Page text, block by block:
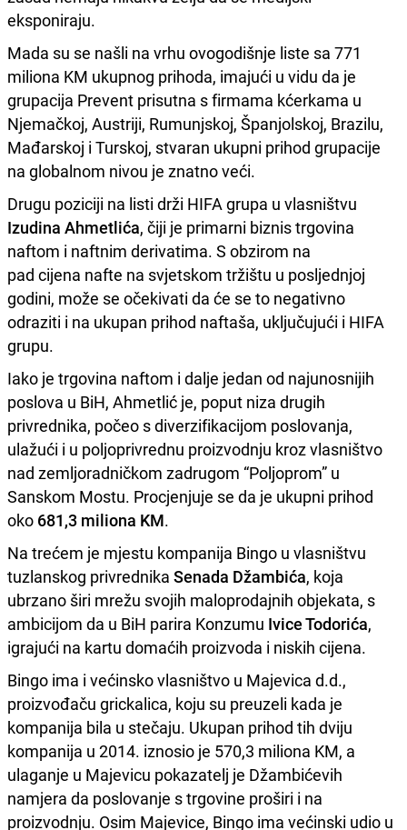
eksponiraju.
Mada su se našli na vrhu ovogodišnje liste sa 771
miliona KM ukupnog prihoda, imajući u vidu da je
grupacija Prevent prisutna s firmama kćerkama u
Njemačkoj, Austriji, Rumunjskoj, Španjolskoj, Brazilu,
Mađarskoj i Turskoj, stvaran ukupni prihod grupacije
na globalnom nivou je znatno veći.
Drugu poziciji na listi drži HIFA grupa u vlasništvu
Izudina Ahmetlića, čiji je primarni biznis trgovina
naftom i naftnim derivatima. S obzirom na
pad cijena nafte na svjetskom tržištu u posljednjoj
godini, može se očekivati da će se to negativno
odraziti i na ukupan prihod naftaša, uključujući i HIFA
grupu.
Iako je trgovina naftom i dalje jedan od najunosnijih
poslova u BiH, Ahmetlić je, poput niza drugih
privrednika, počeo s diverzifikacijom poslovanja,
ulažući i u poljoprivrednu proizvodnju kroz vlasništvo
nad zemljoradničkom zadrugom “Poljoprom” u
Sanskom Mostu. Procjenjuje se da je ukupni prihod
oko 681,3 miliona KM.
Na trećem je mjestu kompanija Bingo u vlasništvu
tuzlanskog privrednika Senada Džambića, koja
ubrzano širi mrežu svojih maloprodajnih objekata, s
ambicijom da u BiH parira Konzumu Ivice Todorića,
igrajući na kartu domaćih proizvoda i niskih cijena.
Bingo ima i većinsko vlasništvo u Majevica d.d.,
proizvođaču grickalica, koju su preuzeli kada je
kompanija bila u stečaju. Ukupan prihod tih dviju
kompanija u 2014. iznosio je 570,3 miliona KM, a
ulaganje u Majevicu pokazatelj je Džambićevih
namjera da poslovanje s trgovine proširi i na
proizvodnju. Osim Majevice, Bingo ima većinski udio u